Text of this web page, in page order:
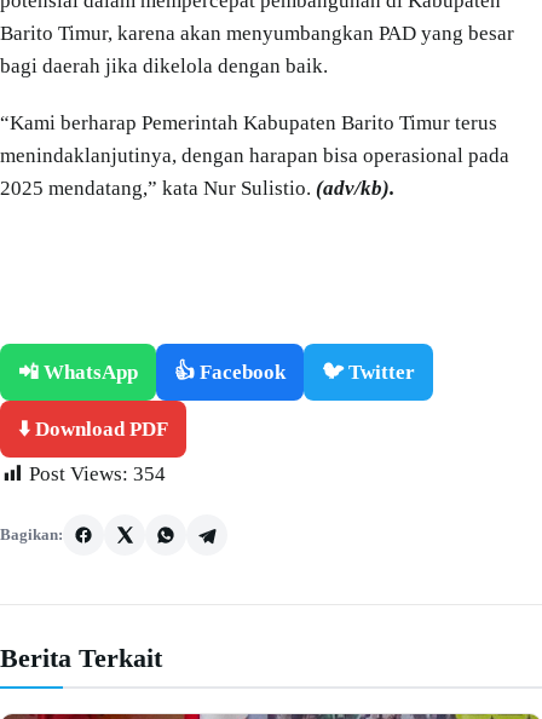
Barito Timur, karena akan menyumbangkan PAD yang besar
bagi daerah jika dikelola dengan baik.
“Kami berharap Pemerintah Kabupaten Barito Timur terus
menindaklanjutinya, dengan harapan bisa operasional pada
2025 mendatang,” kata Nur Sulistio. (adv/kb).
📲 WhatsApp 👍 Facebook 🐦 Twitter
⬇️ Download PDF
Post Views: 354
Bagikan:
Berita Terkait